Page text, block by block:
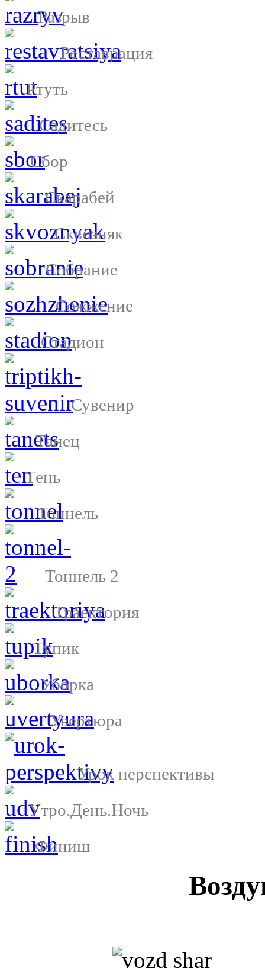
Разрыв
Реставрация
Ртуть
Садитесь
Сбор
Скарабей
Сквозняк
Собрание
Сожжение
Стадион
Сувенир
Танец
Тень
Тоннель
Тоннель 2
Траектория
Тупик
Уборка
Увертюра
Урок перспективы
Утро.День.Ночь
Финиш